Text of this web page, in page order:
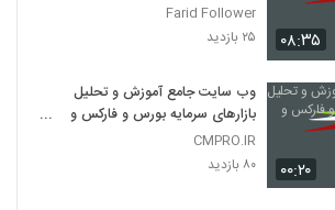
۰۸:۳۵
Farid Follower
۲۵ بازدید
۰۰:۲۰
وب سایت جامع آموزش و تحلیل
بازارهای سرمایه بورس و فارکس و
ارزدیجیتال
CMPRO.IR
۸۰ بازدید